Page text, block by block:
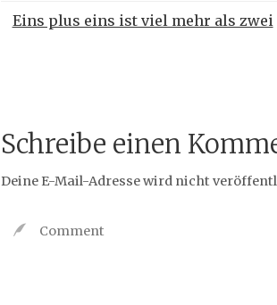
Eins plus eins ist viel mehr als zwei
Schreibe einen
Deine E-Mail-Adresse wird nicht